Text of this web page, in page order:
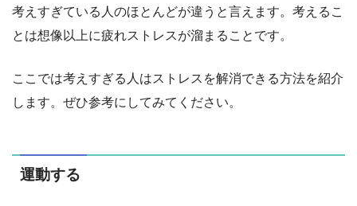
考えすぎている人のほとんどが違うと言えます。考えるこ
とは想像以上に疲れストレスが溜まることです。
ここでは考えすぎる人はストレスを解消できる方法を紹介
します。ぜひ参考にしてみてください。
運動する